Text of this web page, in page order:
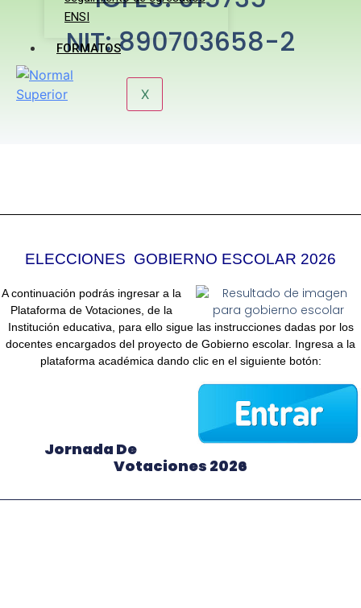
ENSI
FORMATOS
X
NIT: 890703658-2
ELECCIONES GOBIERNO ESCOLAR 2026
A continuación podrás ingresar a la
Plataforma de Votaciones, de la
Institución educativa, para ello sigue las instrucciones dadas por los
docentes encargados del proyecto de Gobierno escolar. Ingresa a la
plataforma académica dando clic en el siguiente botón:
Jornada De
Votaciones 2026